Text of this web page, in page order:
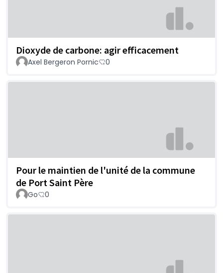
Dioxyde de carbone: agir efficacement
Axel Bergeron Pornic 0
Pour le maintien de l'unité de la commune
de Port Saint Père
Go 0